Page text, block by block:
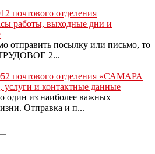
почтового отделения
работы, выходные дни и
отправить посылку или письмо, то
2...
почтового отделения «САМАРА
услуги и контактные данные
один из наиболее важных
Отправка и п...